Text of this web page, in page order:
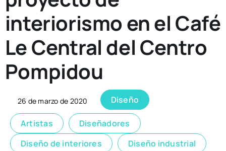
interiorismo en el Café
Le Central del Centro
Pompidou
26 de marzo de 2020 Diseño
Artistas
Diseñadores
Diseño de interiores
Diseño industrial